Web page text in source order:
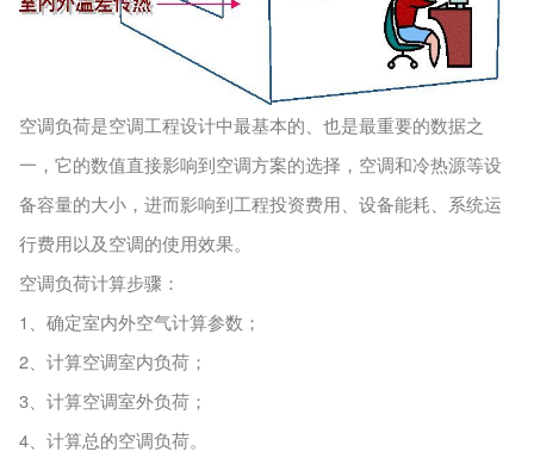
空调负荷是空调工程设计中最基本的、也是最重要的数据之
一，它的数值直接影响到空调方案的选择，空调和冷热源等设
备容量的大小，进而影响到工程投资费用、设备能耗、系统运
行费用以及空调的使用效果。
空调负荷计算步骤：
1、确定室内外空气计算参数；
2、计算空调室内负荷；
3、计算空调室外负荷；
4、计算总的空调负荷。